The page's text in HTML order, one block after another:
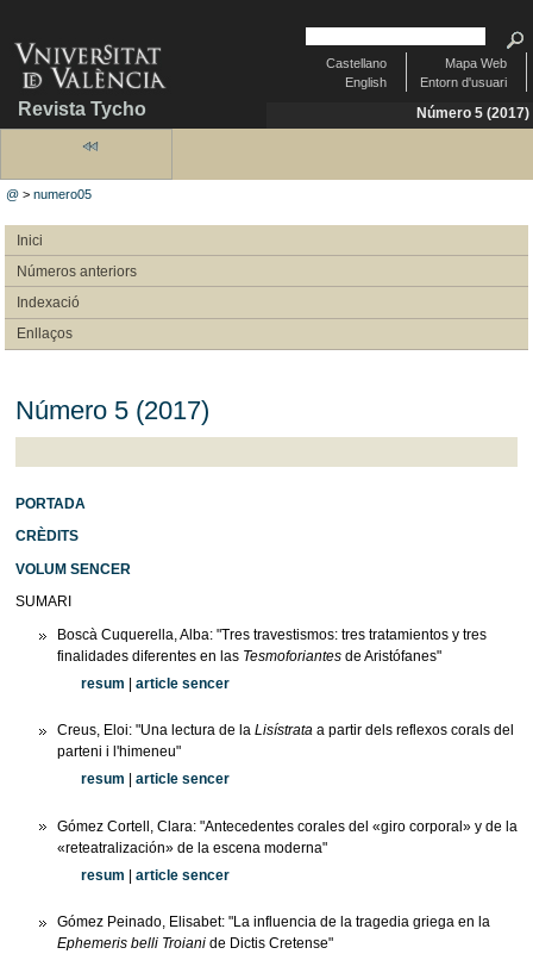
Revista Tycho
Mapa Web
Entorn d'usuari
Castellano
English
Número 5 (2017)
@ >numero05
Inici
Números anteriors
Indexació
Enllaços
Número 5 (2017)
PORTADA
CRÈDITS
VOLUM SENCER
SUMARI
Boscà Cuquerella, Alba: "Tres travestismos: tres tratamientos y tres
finalidades diferentes en las Tesmoforiantesde Aristófanes"
resum | article sencer
Creus, Eloi: "Una lectura de la Lisístrataa partir dels reflexos corals del
parteni i l'himeneu"
resum
article sencer
Gómez Cortell, Clara: "Antecedentes corales del «giro corporal» y de la
«reteatralización» de la escena moderna"
resum | article sencer
Gómez Peinado, Elisabet: "La influencia de la tragedia griega en la
Ephemeris belli Troianide Dictis Cretense"